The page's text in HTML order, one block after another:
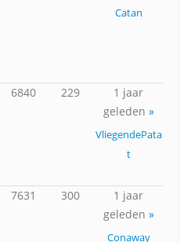
Catan
6840 229
1 jaar
geleden »
VliegendePata
t
7631 300
1 jaar
geleden »
Conaway